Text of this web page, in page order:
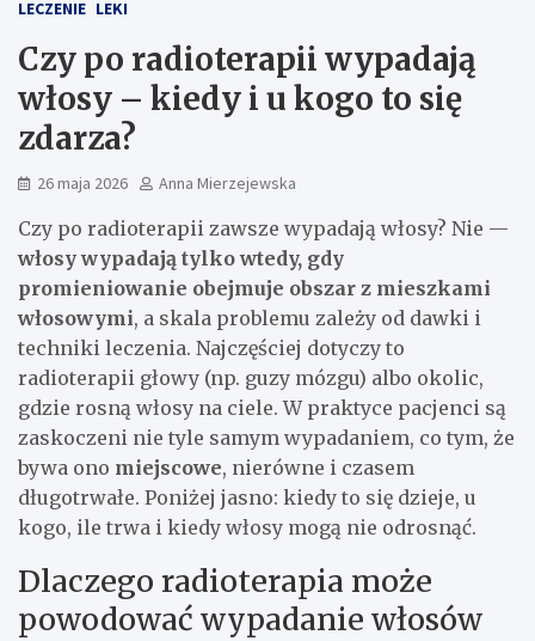
LECZENIE LEKI
Czy po radioterapii wypadają
włosy – kiedy i u kogo to się
zdarza?
26 maja 2026 Anna Mierzejewska
Czy po radioterapii zawsze wypadają włosy? Nie —
włosy wypadają tylko wtedy, gdy
promieniowanie obejmuje obszar z mieszkami
włosowymi, a skala problemu zależy od dawki i
techniki leczenia. Najczęściej dotyczy to
radioterapii głowy (np. guzy mózgu) albo okolic,
gdzie rosną włosy na ciele. W praktyce pacjenci są
zaskoczeni nie tyle samym wypadaniem, co tym, że
bywa ono miejscowe, nierówne i czasem
długotrwałe. Poniżej jasno: kiedy to się dzieje, u
kogo, ile trwa i kiedy włosy mogą nie odrosnąć.
Dlaczego radioterapia może
powodować wypadanie włosów